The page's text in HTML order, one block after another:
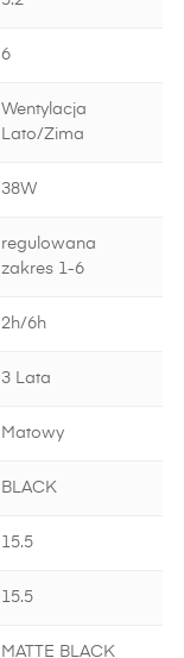
6
Wentylacja
Lato/Zima
38W
regulowana
zakres 1-6
2h/6h
3 Lata
Matowy
BLACK
15.5
15.5
MATTE BLACK